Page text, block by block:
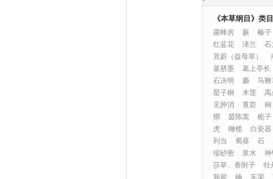
《本草纲目》类目
露蜂房 蕨 榛子
红蓝花
泽兰 石
茺蔚（益母草）
釜脐墨
葛上亭长
石决明
麝 马鞭
罂子桐
木莲 禹
见肿消
莨菪 桐
猬
茵陈蒿 栀子
虎
橄榄 白瓷器
列当
蜀葵 石
缩砂密
浆水 神
莎草、香附子
牡
蒴翟
楠 车渠